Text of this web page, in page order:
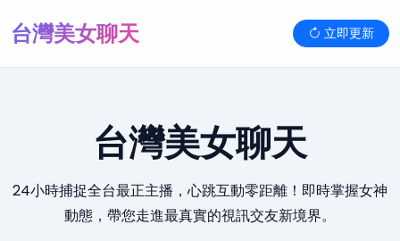
台灣美女聊天 立即更新
台灣美女聊天
24小時捕捉全台最正主播，心跳互動零距離！即時掌握女神
動態，帶您走進最真實的視訊交友新境界。